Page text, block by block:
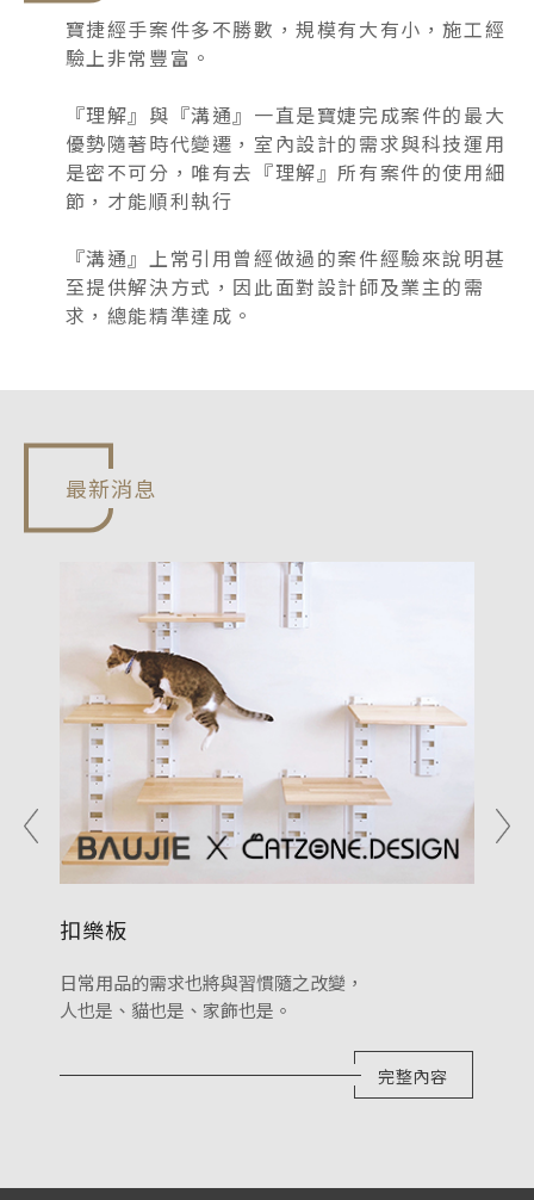
寶捷經手案件多不勝數，規模有大有小，施工經
驗上非常豐富。
『理解』與『溝通』一直是寶婕完成案件的最大
優勢隨著時代變遷，室內設計的需求與科技運用
是密不可分，唯有去『理解』所有案件的使用細
節，才能順利執行
『溝通』上常引用曾經做過的案件經驗來說明甚
至提供解決方式，因此面對設計師及業主的需
求，總能精準達成。
最新消息
扣樂板
日常用品的需求也將與習慣隨之改變，
人也是、貓也是、家飾也是。
完整內容